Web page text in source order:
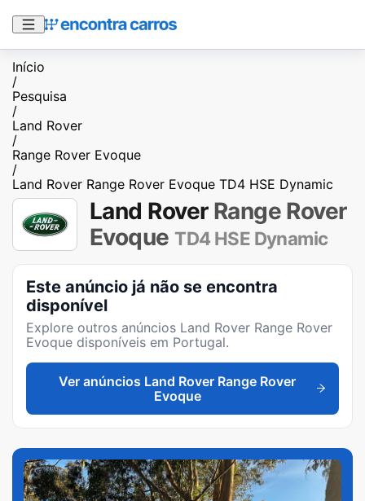
Início
/
Pesquisa
/
Land Rover
/
Range Rover Evoque
/
Land Rover Range Rover Evoque TD4 HSE Dynamic
Land Rover Range Rover
Evoque TD4 HSE Dynamic
Este anúncio já não se encontra
disponível
Explore outros anúncios Land Rover Range Rover
Evoque disponíveis em Portugal.
Ver anúncios Land Rover Range Rover
Evoque